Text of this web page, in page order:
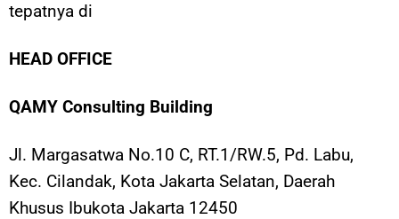
tepatnya di
HEAD OFFICE
QAMY Consulting Building
Jl. Margasatwa No.10 C, RT.1/RW.5, Pd. Labu,
Kec. Cilandak, Kota Jakarta Selatan, Daerah
Khusus Ibukota Jakarta 12450